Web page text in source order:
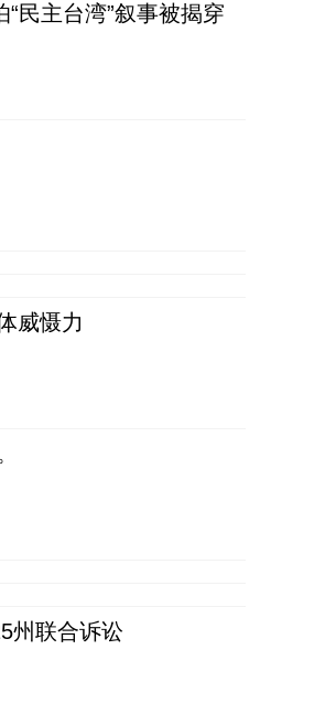
民主台湾”叙事被揭穿
威慑力
州联合诉讼